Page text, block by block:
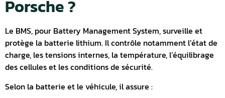
Porsche ?
Le BMS, pour Battery Management System, surveille et
protège la batterie lithium. Il contrôle notamment l’état de
charge, les tensions internes, la température, l’équilibrage
des cellules et les conditions de sécurité.
Selon la batterie et le véhicule, il assure :